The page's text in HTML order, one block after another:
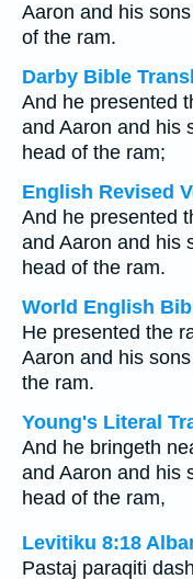
Aaron and his
of the ram.
Darby Bible
And he presented
and Aaron and his
head of the ram;
English Revised
And he presented
and Aaron and his
head of the ram.
World English
He presented the
Aaron and his
the ram.
Young's Literal
And he bringeth
and Aaron and his
head of the ram,
Levitiku 8:18
Pastaj paraqiti